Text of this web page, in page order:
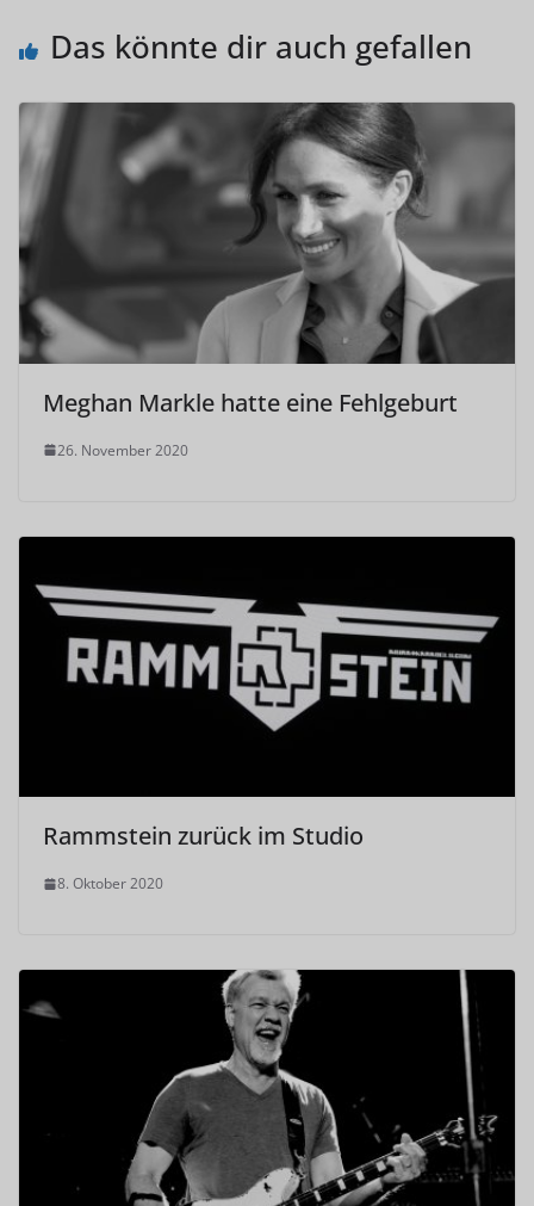
Das könnte dir auch gefallen
Meghan Markle hatte eine Fehlgeburt
26. November 2020
Rammstein zurück im Studio
8. Oktober 2020